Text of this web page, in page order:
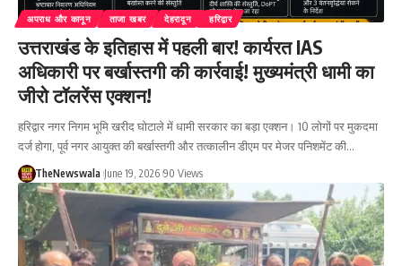
अपराध और कानून ताजा खबर देहरादून हरिद्वार
उत्तराखंड के इतिहास में पहली बार! कार्यरत IAS
अधिकारी पर बर्खास्तगी की कार्रवाई! मुख्यमंत्री धामी का
जीरो टॉलरेंस एक्शन!
हरिद्वार नगर निगम भूमि खरीद घोटाले में धामी सरकार का बड़ा एक्शन। 10 लोगों पर मुकदमा
दर्ज होगा, पूर्व नगर आयुक्त की बर्खास्तगी और तत्कालीन डीएम पर मेजर पनिशमेंट की…
TheNewswala June 19, 2026 90 Views